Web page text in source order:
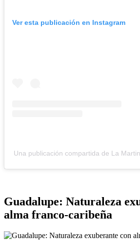
Ver esta publicación en Instagram
Una publicación compartida de La
Guadalupe: Naturaleza
alma franco-caribeña